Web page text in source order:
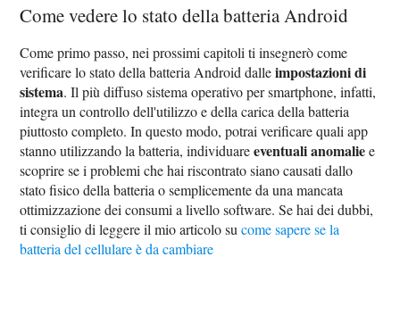
Come vedere lo stato della batteria Android
Come primo passo, nei prossimi capitoli ti insegnerò come
verificare lo stato della batteria Android dalleimpostazioni di
sistema. Il più diffuso sistema operativo per smartphone, infatti,
integra un controllo dell'utilizzo e della carica della batteria
piuttosto completo. In questo modo, potrai verificare quali app
stanno utilizzando la batteria, individuareeventuali anomaliee
scoprire se i problemi che hai riscontrato siano causati dallo
stato fisico della batteria o semplicemente da una mancata
ottimizzazione dei consumi a livello software. Se hai dei dubbi,
ti consiglio di leggere il mio articolo sucome sapere se la
batteria del cellulare è da cambiare